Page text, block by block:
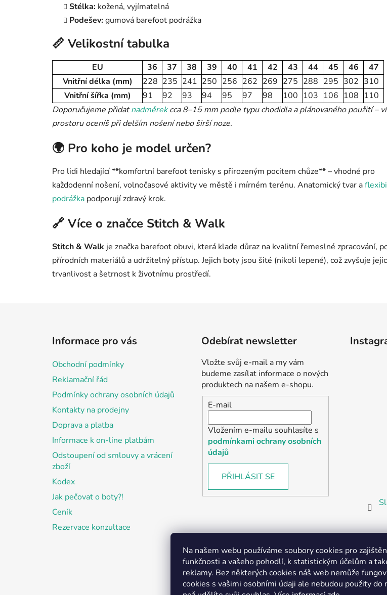
Na našem webu používáme soubory cookies pro
funkčnosti a vašeho pohodlí, k statistickým účelům a
reklamy. Bez některých cookies náš web nemůže
cookies s vašimi osobními údaji ale nebudou použity do
Stélka: kožená, vyjímatelná
Podešev:gumová barefoot podrážka
📏 Velikostní tabulka
EU 36 37 38 39 40 41 42 43 44 45 46
47
Vnitřní délka (mm)
228 235 241 250 256 262 269 275 288 295 302 310
Vnitřní šířka (mm)
91 92 93 94 95 97 98 100 103 106 108 110
Doporučujeme přidatnadměrekcca 8–15 mm podle typu chodidla a plánovaného použití –
prostoru oceníš při delším nošení nebo širší noze.
🌍 Pro koho je model určen?
Pro lidi hledající **komfortní barefoot tenisky s přirozeným pocitem chůze** – vhodné pro
každodenní nošení, volnočasové aktivity ve městě i mírném terénu. Anatomický tvar a
podrážka podporují zdravý krok.
🔗 Více o značce Stitch & Walk
Stitch & Walk je značka barefoot obuvi, která klade důraz na kvalitní řemeslné zpracování,
přírodních materiálů a udržitelný přístup. Jejich boty jsou šité (nikoli lepené), což zvyšuje
trvanlivost a šetrnost k životnímu prostředí.
Informace pro vás
Obchodní podmínky
Reklamační řád
Podmínky ochrany osobních údajů
Kontakty na prodejny
Doprava a platba
Informace k on-line platbám
Odstoupení od smlouvy a vrácení
zboží
Kodex
Jak pečovat o boty?!
Ceník
Rezervace konzultace
Odebírat newsletter
Vložte svůj e-mail a my vám
budeme zasílat informace o nových
produktech na našem e-shopu.
E-mail
Vložením e-mailu souhlasíte s
podmínkami ochrany osobních
údajů
PŘIHLÁSIT SE
Partnerská prodejna Barefoot